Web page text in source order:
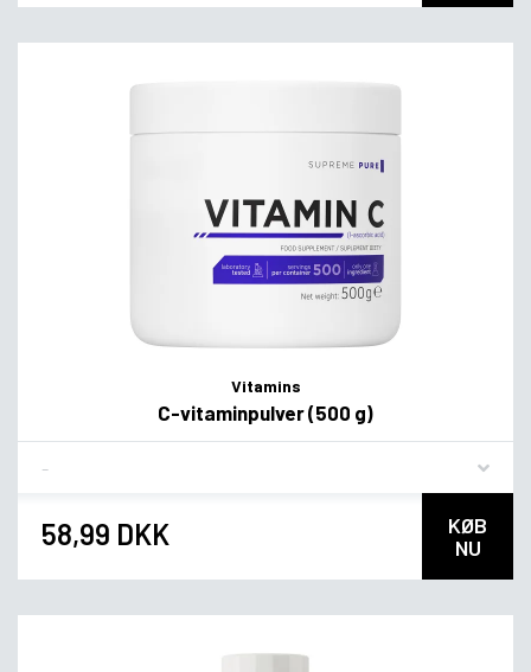
Vitamins
C-vitaminpulver (500 g)
58,99 DKK
KØB
NU